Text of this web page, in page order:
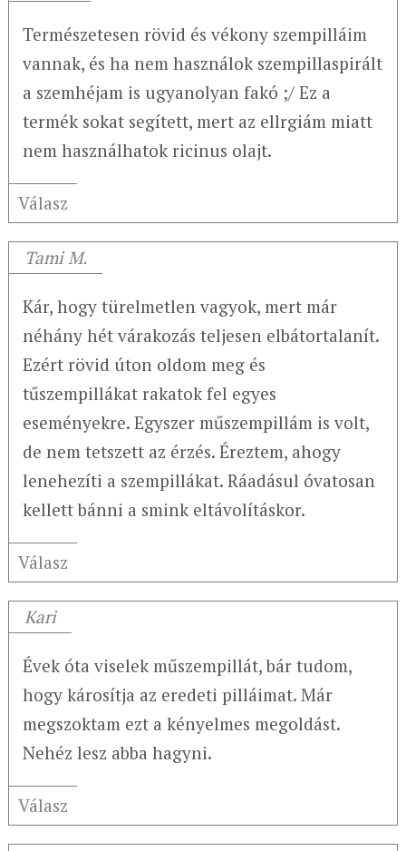
Természetesen rövid és vékony szempilláim
vannak, és ha nem használok szempillaspirált
a szemhéjam is ugyanolyan fakó ;/ Ez a
termék sokat segített, mert az ellrgiám miatt
nem használhatok ricinus olajt.
Válasz
Tami M.
Kár, hogy türelmetlen vagyok, mert már
néhány hét várakozás teljesen elbátortalanít.
Ezért rövid úton oldom meg és
tűszempillákat rakatok fel egyes
eseményekre. Egyszer műszempillám is volt,
de nem tetszett az érzés. Éreztem, ahogy
lenehezíti a szempillákat. Ráadásul óvatosan
kellett bánni a smink eltávolításkor.
Válasz
Kari
Évek óta viselek műszempillát, bár tudom,
hogy károsítja az eredeti pilláimat. Már
megszoktam ezt a kényelmes megoldást.
Nehéz lesz abba hagyni.
Válasz